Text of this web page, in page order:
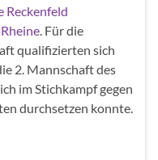
Reckenfeld
. Für die
qualifizierten sich
2. Mannschaft des
im Stichkampf gegen
durchsetzen konnte.